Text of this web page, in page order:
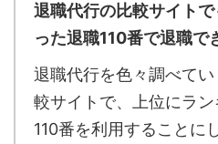
退職代行の比較サイト
った退職110番で退職で
退職代行を色々調べて
較サイトで、上位にラ
110番を利用することに